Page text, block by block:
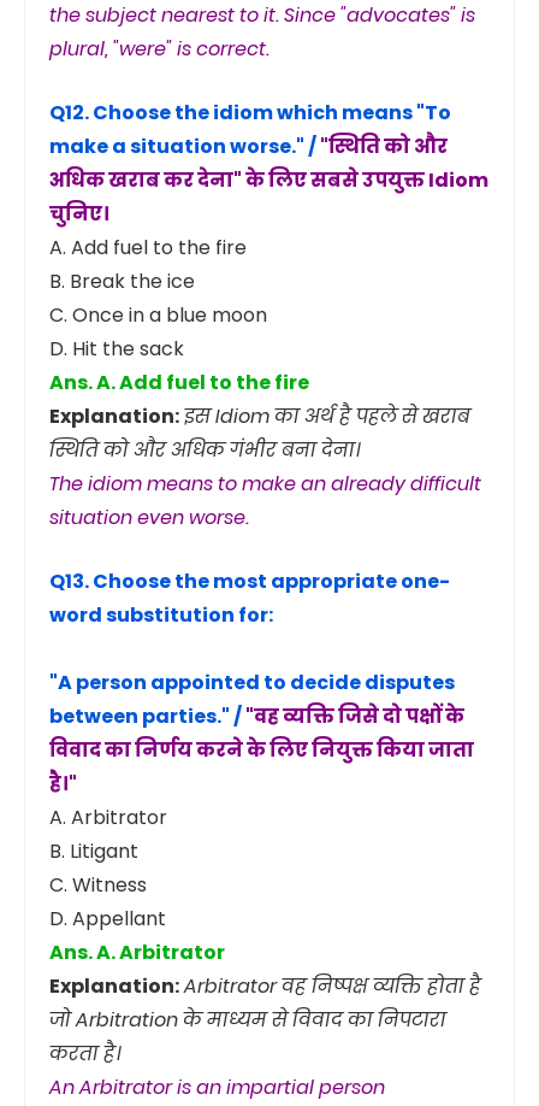
the subject nearest to it. Since "advocates" is
plural, "were" is correct.
Q12. Choose the idiom which means"To
make a situation worse."/"स्थिति को और
अधिक खराब कर देना" के लिए सबसे उपयुक्त Idiom
चुनिए।
A. Add fuel to the fire
B. Break the ice
C. Once in a blue moon
D. Hit the sack
Ans. A. Add fuel to the fire
Explanation:इस Idiom का अर्थ है पहले से खराब
स्थिति को और अधिक गंभीर बना देना।
The idiom means to make an already difficult
situation even worse.
Q13. Choose the most appropriate one-
word substitution for:
"A person appointed to decide disputes
between parties." /"वह व्यक्ति जिसे दो पक्षों के
विवाद का निर्णय करने के लिए नियुक्त किया जाता
है।"
A. Arbitrator
B. Litigant
C. Witness
D. Appellant
Ans. A. Arbitrator
Explanation:Arbitrator वह निष्पक्ष व्यक्ति होता है
जो Arbitration के माध्यम से विवाद का निपटारा
करता है।
An Arbitrator is an impartial person